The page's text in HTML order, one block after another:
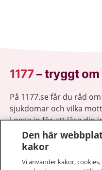
1177–tryggt om
På 1177.se får du råd
sjukdomar och vilka
Logga in för att läsa din
vårdärenden. Ring
sjukvårdsrådgivning
Den här
kakor
Vi använder kakor,